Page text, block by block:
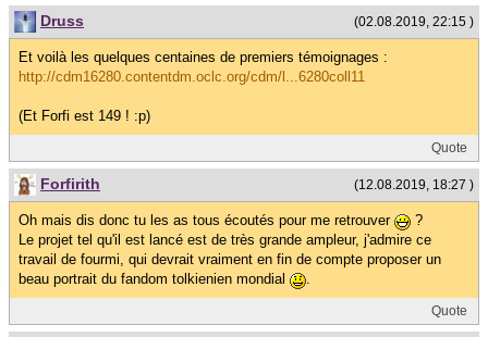
(02.08.2019, 22:15 )
Druss
Et voilà les quelques centaines de premiers témoignages :
http://cdm16280.contentdm.oclc.org/cdm/l...6280coll11
(Et Forfi est 149 ! :p)
Quote
(12.08.2019, 18:27 )
Forfirith
Oh mais dis donc tu les as tous écoutés pour me retrouver
?
Le projet tel qu'il est lancé est de très grande ampleur, j'admire ce
travail de fourmi, qui devrait vraiment en fin de compte proposer un
beau portrait du fandom tolkienien mondial
.
Quote